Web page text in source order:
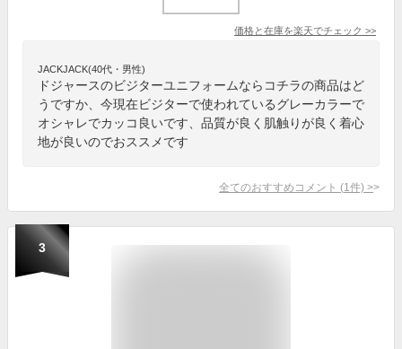
価格と在庫を楽天でチェック >>
JACKJACK(40代・男性)
ドジャースのビジターユニフォームならコチラの商品はど
うですか、今現在ビジターで使われているグレーカラーで
オシャレでカッコ良いです、品質が良く肌触りが良く着心
地が良いのでおススメです
全てのおすすめコメント (1 件) >
3